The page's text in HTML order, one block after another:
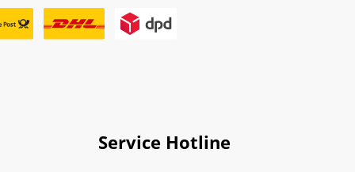
Service Hotline